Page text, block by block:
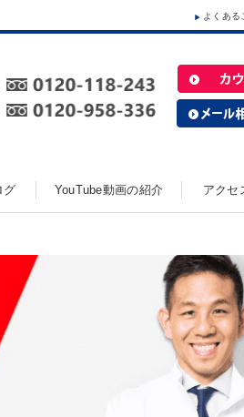
よくある
グ YouTube動画の紹介 アクセ